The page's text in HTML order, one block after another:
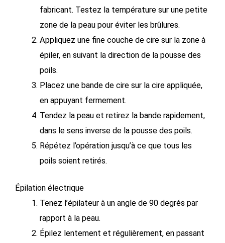
fabricant. Testez la température sur une petite
zone de la peau pour éviter les brûlures.
Appliquez une fine couche de cire sur la zone à
épiler, en suivant la direction de la pousse des
poils.
Placez une bande de cire sur la cire appliquée,
en appuyant fermement.
Tendez la peau et retirez la bande rapidement,
dans le sens inverse de la pousse des poils.
Répétez l’opération jusqu’à ce que tous les
poils soient retirés.
Épilation électrique
Tenez l’épilateur à un angle de 90 degrés par
rapport à la peau.
Épilez lentement et régulièrement, en passant